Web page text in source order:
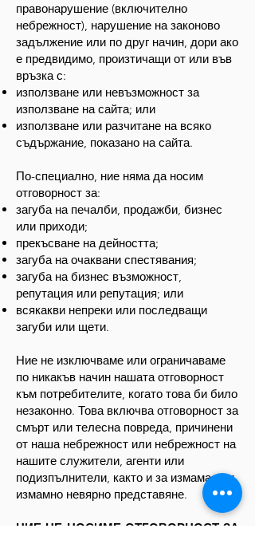
правонарушение (включително
небрежност), нарушение на законово
задължение или по друг начин, дори ако
е предвидимо, произтичащи от или във
връзка с:
използване или невъзможност за
използване на сайта; или
използване или разчитане на всяко
съдържание, показано на сайта.
По-специално, ние няма да носим
отговорност за:
загуба на печалби, продажби, бизнес
или приходи;
прекъсване на дейността;
загуба на очаквани спестявания;
загуба на бизнес възможност,
репутация или репутация; или
всякакви непреки или последващи
загуби или щети.
Ние не изключваме или ограничаваме
по никакъв начин нашата отговорност
към потребителите, когато това би било
незаконно. Това включва отговорност за
смърт или телесна повреда, причинени
от наша небрежност или небрежност на
нашите служители, агенти или
подизпълнители, както и за измама или
измамно невярно представяне.
НИЕ НЕ НОСИМЕ ОТГОВОРНОСТ ЗА